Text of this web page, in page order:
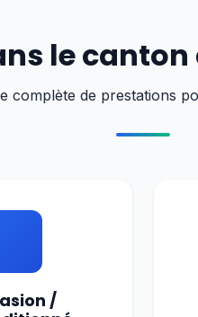
le
complète de prestations
/